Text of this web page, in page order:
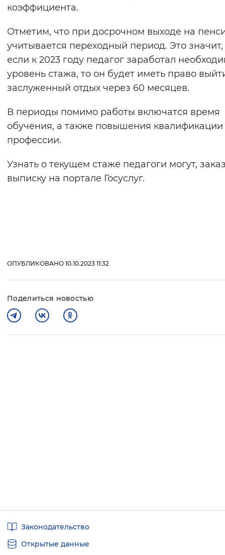
Включены Выключены
Звуковой ассистент
Воспроизвести Остановить
Вернуть стандартные настройки
коэффициента.
Отметим, что при досрочном выходе на
учитывается переходный период. Это значит,
если к 2023 году педагог заработал
уровень стажа, то он будет иметь право
заслуженный отдых через 60 месяцев.
В периоды помимо работы включатся время
обучения, а также повышения квалификации
профессии.
Узнать о текущем стаже педагоги могут,
выписку на портале Госуслуг.
ОПУБЛИКОВАНО 10.10.2023 11:32
Поделиться новостью
ссылкиЗаконодательство
Открытые данные